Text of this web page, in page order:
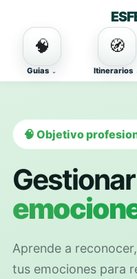
🧠
Guias
🧭
Itinerarios
🧠 Objetivo
Aprende a
tus emociones para